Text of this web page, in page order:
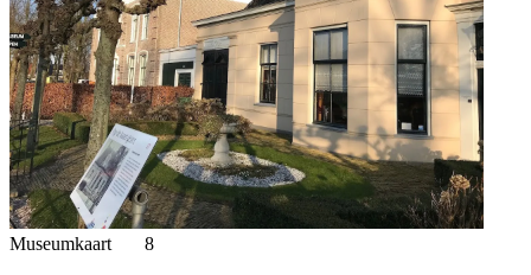
Museumkaart 8